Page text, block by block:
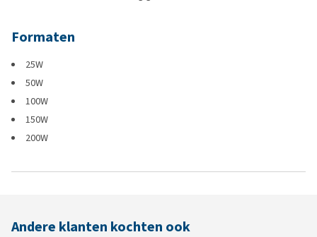
Formaten
25W
50W
100W
150W
200W
Andere klanten kochten ook